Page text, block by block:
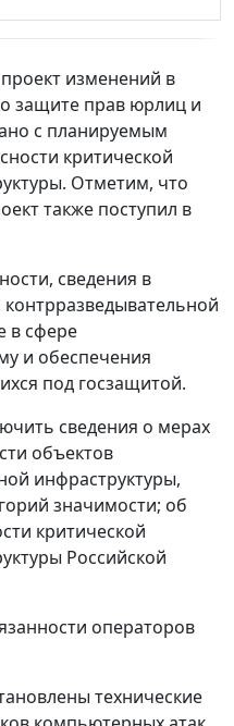
изменений в
защите прав юрлиц и
с планируемым
критической
Отметим, что
также поступил в
сведения в
в сфере
и обеспечения
под госзащитой.
сведения о мерах
объектов
инфраструктуры,
значимости; об
критической
Российской
операторов
технические